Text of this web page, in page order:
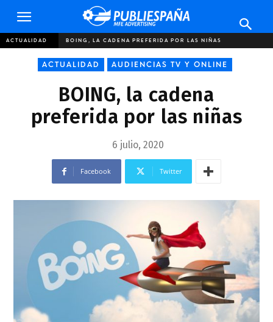
Publiespaña
ACTUALIDAD BOING, LA CADENA PREFERIDA POR LAS NIÑAS
ACTUALIDAD AUDIENCIAS TV Y ONLINE
BOING, la cadena
preferida por las niñas
6 julio, 2020
Facebook Twitter